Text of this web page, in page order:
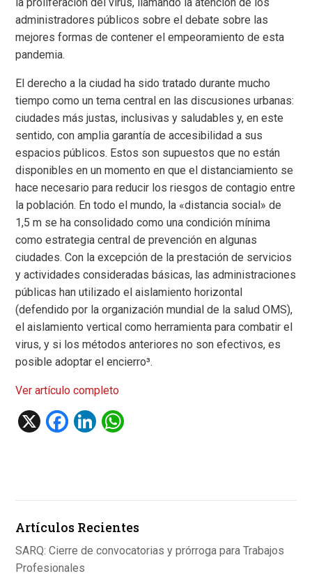
la proliferación del virus, llamando la atención de los
administradores públicos sobre el debate sobre las
mejores formas de contener el empeoramiento de esta
pandemia.
El derecho a la ciudad ha sido tratado durante mucho
tiempo como un tema central en las discusiones urbanas:
ciudades más justas, inclusivas y saludables y, en este
sentido, con amplia garantía de accesibilidad a sus
espacios públicos. Estos son supuestos que no están
disponibles en un momento en que el distanciamiento se
hace necesario para reducir los riesgos de contagio entre
la población. En todo el mundo, la «distancia social» de
1,5 m se ha consolidado como una condición mínima
como estrategia central de prevención en algunas
ciudades. Con la excepción de la prestación de servicios
y actividades consideradas básicas, las administraciones
públicas han utilizado el aislamiento horizontal
(defendido por la organización mundial de la salud OMS),
el aislamiento vertical como herramienta para combatir el
virus, y si los métodos anteriores no son efectivos, es
posible adoptar el encierro³.
Ver artículo completo
X
F
o
k
Li
p
p
Artículos Recientes
SARQ: Cierre de convocatorias y prórroga para Trabajos
Profesionales